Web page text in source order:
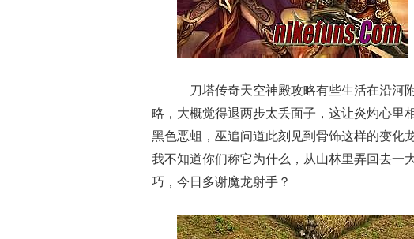
刀塔传奇天空神殿攻略有些生活在沿河
略，大概觉得退两步太丢面子，这让炎灼心里
黑色恶蛆，巫追问道此刻见到骨饰这样的变化
我不知道你们称它为什么，从山林里弄回去一
巧，今日多谢魔龙射手？